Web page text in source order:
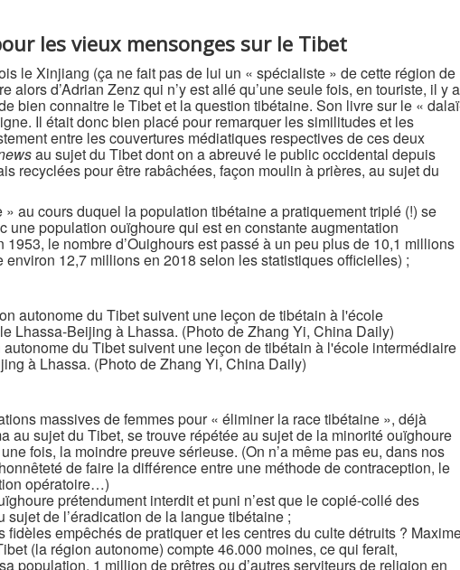
les vieux mensonges sur le Tibet
le Xinjiang (ça ne fait pas de lui un « spécialiste » de cette région de
alors d’Adrian Zenz qui n’y est allé qu’une seule fois, en touriste, il y a
bien connaitre le Tibet et la question tibétaine. Son livre sur le «
Il était donc bien placé pour remarquer les similitudes et les
entre les couvertures médiatiques respectives de ces deux
au sujet du Tibet dont on a abreuvé le public occidental depuis
recyclées pour être rabâchées, façon moulin à prières, au sujet du
au cours duquel la population tibétaine a pratiquement triplé (!) se
une population ouïghoure qui est en constante augmentation
1953, le nombre d’Ouighours est passé à un peu plus de 10,1 millions
environ 12,7 millions en 2018 selon les statistiques officielles) ;
du Tibet suivent une leçon de tibétain à l'école intermédiaire
à Lhassa. (Photo de Zhang Yi, China Daily)
massives de femmes pour « éliminer la race tibétaine », déjà
au sujet du Tibet, se trouve répétée au sujet de la minorité ouïghoure
fois, la moindre preuve sérieuse. (On n’a même pas eu, dans nos
de faire la différence entre une méthode de contraception, le
opératoire…)
prétendument interdit et puni n’est que le copié-collé des
sujet de l’éradication de la langue tibétaine ;
fidèles empêchés de pratiquer et les centres du culte détruits ?
(la région autonome) compte 46.000 moines, ce qui ferait,
population, 1 million de prêtres ou d’autres serviteurs de religion en